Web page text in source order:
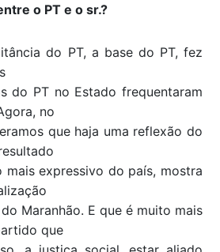
o PT e o sr.?
do PT, a base do PT, fez
do PT no Estado frequentaram
no
que haja uma reflexão do
mais expressivo do país, mostra
Maranhão. E que é muito mais
que